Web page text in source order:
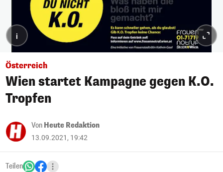
i
Österreich
Wien startet Kampagne gegen K.O.
Tropfen
Von Heute Redaktion
13.09.2021, 19:42
Teilen